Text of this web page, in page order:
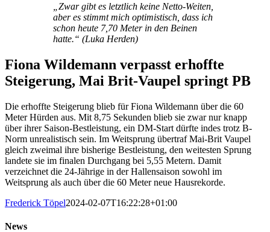
„Zwar gibt es letztlich keine Netto-Weiten,
aber es stimmt mich optimistisch, dass ich
schon heute 7,70 Meter in den Beinen
hatte.“ (Luka Herden)
Fiona Wildemann verpasst erhoffte
Steigerung, Mai Brit-Vaupel springt PB
Die erhoffte Steigerung blieb für Fiona Wildemann über die 60
Meter Hürden aus. Mit 8,75 Sekunden blieb sie zwar nur knapp
über ihrer Saison-Bestleistung, ein DM-Start dürfte indes trotz B-
Norm unrealistisch sein. Im Weitsprung übertraf Mai-Brit Vaupel
gleich zweimal ihre bisherige Bestleistung, den weitesten Sprung
landete sie im finalen Durchgang bei 5,55 Metern. Damit
verzeichnet die 24-Jährige in der Hallensaison sowohl im
Weitsprung als auch über die 60 Meter neue Hausrekorde.
Frederick Töpel2024-02-07T16:22:28+01:00
News